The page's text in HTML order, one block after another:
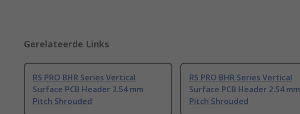
Gerelateerde Links
RS PRO BHR Series Vertical
Surface PCB Header 2.54 mm
Pitch Shrouded
RS PRO BHR Series Vertical
Surface PCB Header 2.54 mm
Pitch Shrouded